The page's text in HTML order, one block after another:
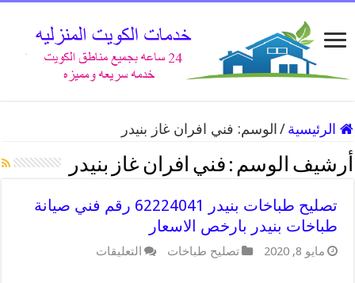
الرئيسية / الوسم: فني افران غاز بنيدر
أرشيف الوسم : فني افران غاز بنيدر
تصليح طباخات بنيدر 62224041 رقم فني صيانة
طباخات بنيدر بارخص الاسعار
مايو 8, 2020 تصليح طباخات التعليقات